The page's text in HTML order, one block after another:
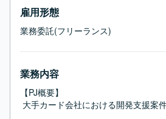
雇用形態
業務委託(フリーランス)
業務内容
【PJ概要】